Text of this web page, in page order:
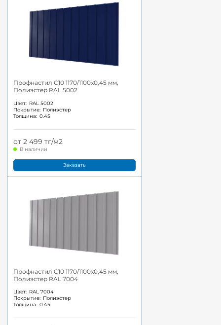
Профнастил С10 1170/1100x0,45 мм,
Полиэстер RAL 5002
Цвет: RAL 5002
Покрытие: Полиэстер
Толщина: 0.45
от 2 499 тг/м2
В наличии
Заказать
Профнастил С10 1170/1100x0,45 мм,
Полиэстер RAL 7004
Цвет: RAL 7004
Покрытие: Полиэстер
Толщина: 0.45